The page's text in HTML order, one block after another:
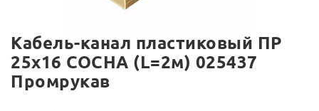
Кабель-канал пластиковый ПР
25х16 СОСНА (L=2м) 025437
Промрукав